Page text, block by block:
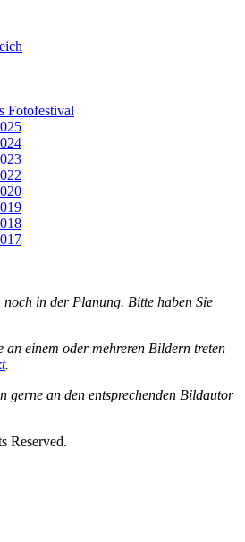
Fotofestival
in der Planung. Bitte haben Sie
an einem oder mehreren Bildern treten
.
gerne an den entsprechenden Bildautor
Reserved.